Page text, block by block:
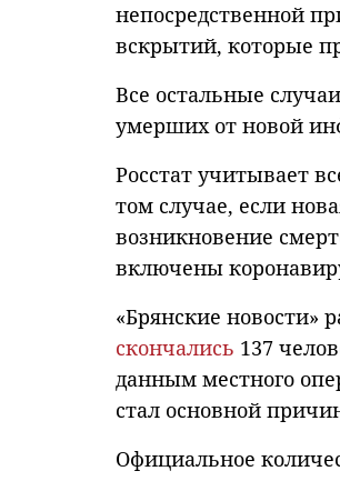
непосредственной
вскрытий, которые
Все остальные
умерших от новой
Росстат учитывает
том случае, если
возникновение
включены
«Брянские новости»
скончались 137
данным местного
стал основной
Официальное